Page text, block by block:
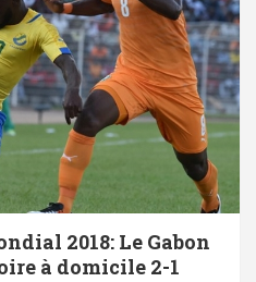
2018: Le Gabon
à domicile 2-1